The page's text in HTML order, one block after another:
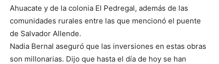
Ahuacate y de la colonia El Pedregal, además de las
comunidades rurales entre las que mencionó el puente
de Salvador Allende.
Nadia Bernal aseguró que las inversiones en estas obras
son millonarias. Dijo que hasta el día de hoy se han